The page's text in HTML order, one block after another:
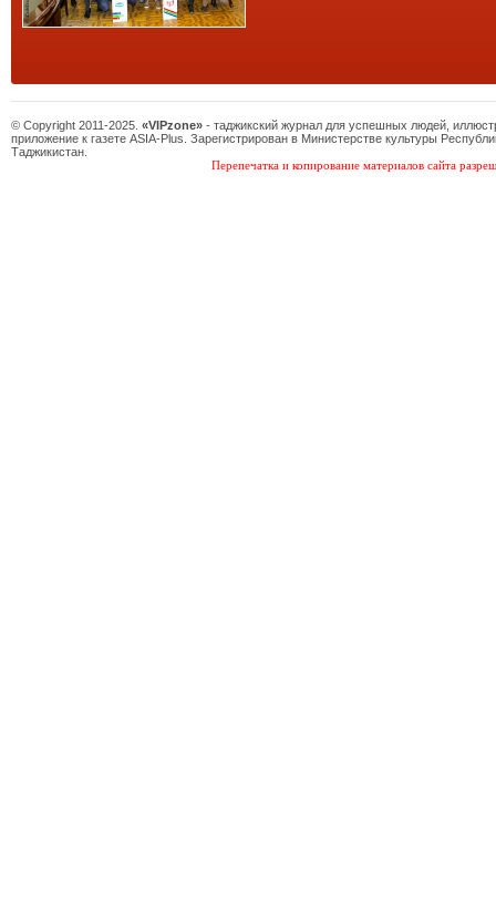
© Copyright 2011-2025. «VIPzone» - таджикский журнал для успешных людей,
приложение к газете ASIA-Plus. Зарегистрирован в Министерстве культуры
Таджикистан.
Перепечатка и копирование материалов сайта